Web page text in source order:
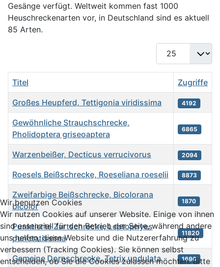
Gesänge verfügt. Weltweit kommen fast 1000
Heuschreckenarten vor, in Deutschland sind es aktuell
85 Arten.
Anzeige #
Titel Zugriffe
Großes Heupferd, Tettigonia viridissima 4192
Gewöhnliche Strauchschrecke,
Pholidoptera griseoaptera
6865
Warzenbeißer, Decticus verrucivorus 2094
Roesels Beißschrecke, Roeseliana roeselii 8873
Zweifarbige Beißschrecke, Bicolorana
bicolor
1870
Punktierte Zartschrecke, Leptophyes
punctatissima
11820
Gemeine Dornschrecke, Tetrix undulata 1696
Wir benutzen Cookies
Wir nutzen Cookies auf unserer Website. Einige von ihnen
sind essenziell für den Betrieb der Seite, während andere
uns helfen, diese Website und die Nutzererfahrung zu
verbessern (Tracking Cookies). Sie können selbst
entscheiden, ob Sie die Cookies zulassen möchten. Bitte